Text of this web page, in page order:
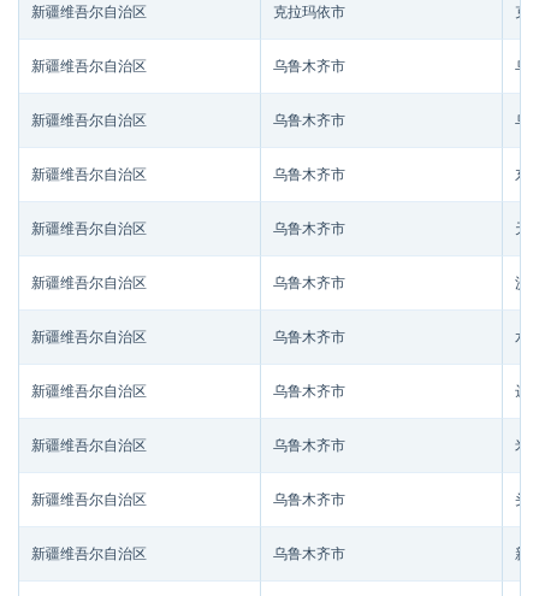
新疆维吾尔自治区 克拉玛依市 克
新疆维吾尔自治区 乌鲁木齐市 乌
新疆维吾尔自治区 乌鲁木齐市 乌
新疆维吾尔自治区 乌鲁木齐市 东
新疆维吾尔自治区 乌鲁木齐市 天
新疆维吾尔自治区 乌鲁木齐市 沙
新疆维吾尔自治区 乌鲁木齐市 水
新疆维吾尔自治区 乌鲁木齐市 达
新疆维吾尔自治区 乌鲁木齐市 米
新疆维吾尔自治区 乌鲁木齐市 头
新疆维吾尔自治区 乌鲁木齐市 新